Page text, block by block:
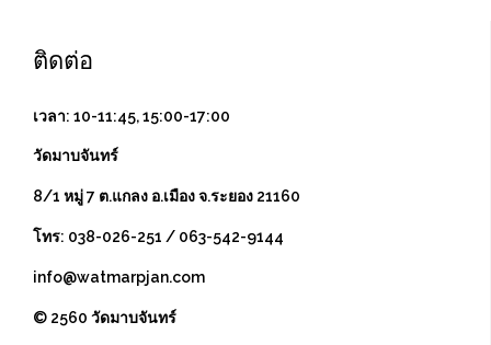
ติดต่อ
เวลา: 10-11:45, 15:00-17:00
วัดมาบจันทร์
8/1 หมู่ 7 ต.แกลง อ.เมือง จ.ระยอง 21160
โทร: 038-026-251 / 063-542-9144
info@watmarpjan.com
© 2560 วัดมาบจันทร์